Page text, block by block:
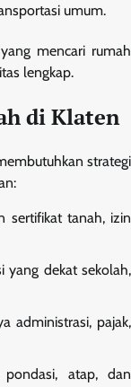
umum.
mencari rumah
lengkap.
di Klaten
strategi
sertifikat tanah, izin
yang dekat sekolah,
administrasi, pajak,
atap, dan